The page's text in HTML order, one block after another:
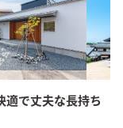
適で丈夫な長持ち